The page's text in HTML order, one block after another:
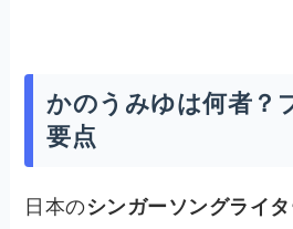
かのうみゆは何者？
要点
日本のシンガーソングライ